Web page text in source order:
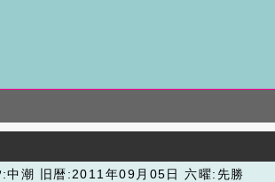
中潮
旧暦:2011年09月05日 六曜:先勝